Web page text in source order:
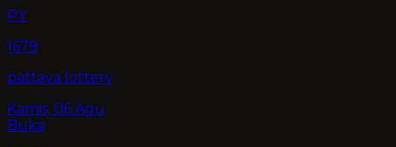
PY
1679
pattaya lottery
Kamis, 06 Agu
Buka